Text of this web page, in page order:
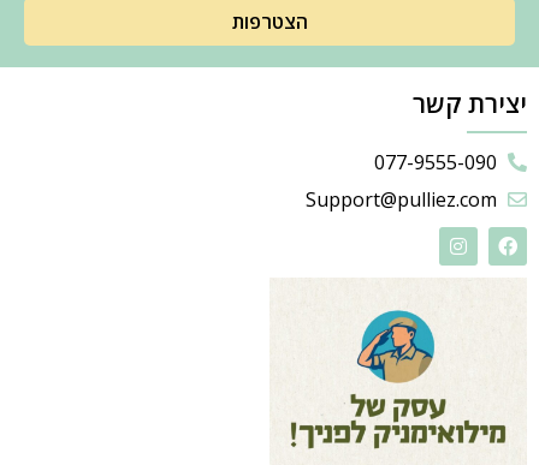
הצטרפות
יצירת קשר
077-9555-090
Support@pulliez.com